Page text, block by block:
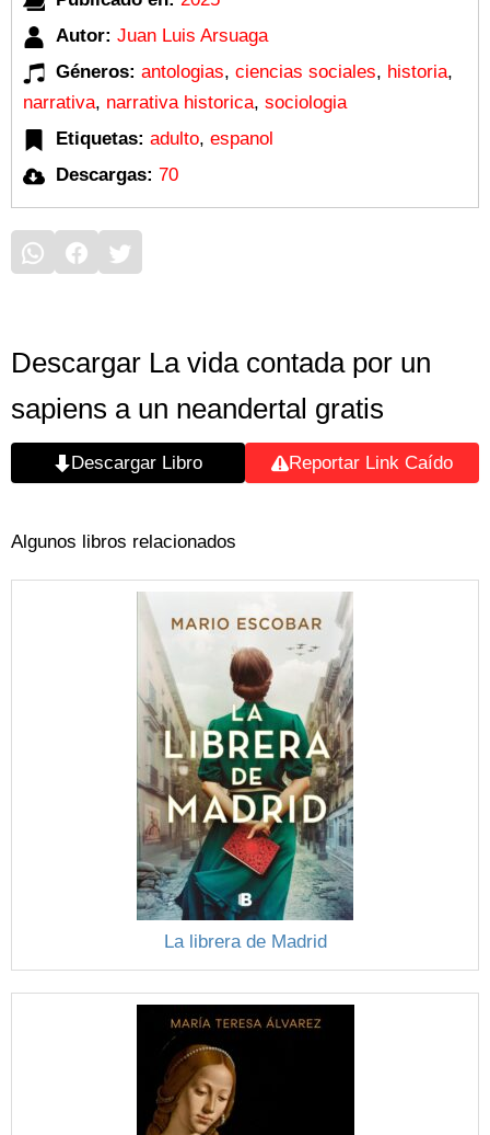
Autor: Juan Luis Arsuaga
Géneros: antologias, ciencias sociales, historia,
narrativa, narrativa historica, sociologia
Etiquetas: adulto, espanol
Descargas: 70
Descargar La vida contada por un
sapiens a un neandertal gratis
Descargar Libro Reportar Link Caído
Algunos libros relacionados
La librera de Madrid